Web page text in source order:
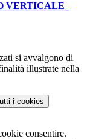
VERTICALE_
si avvalgono di
illustrate nella
i cookies
consentire.